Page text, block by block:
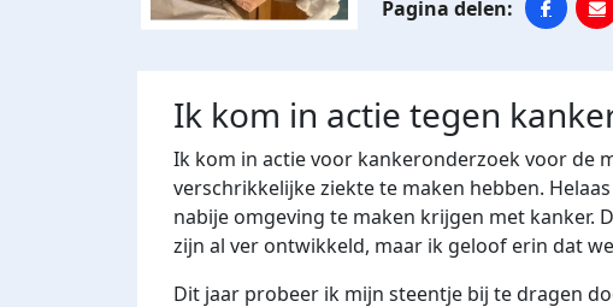
Ik kom in actie tegen
Ik kom in actie voor kankeronderzoek voor de
verschrikkelijke ziekte te maken hebben.
nabije omgeving te maken krijgen met kanker.
zijn al ver ontwikkeld, maar ik geloof erin dat
Dit jaar probeer ik mijn steentje bij te dragen